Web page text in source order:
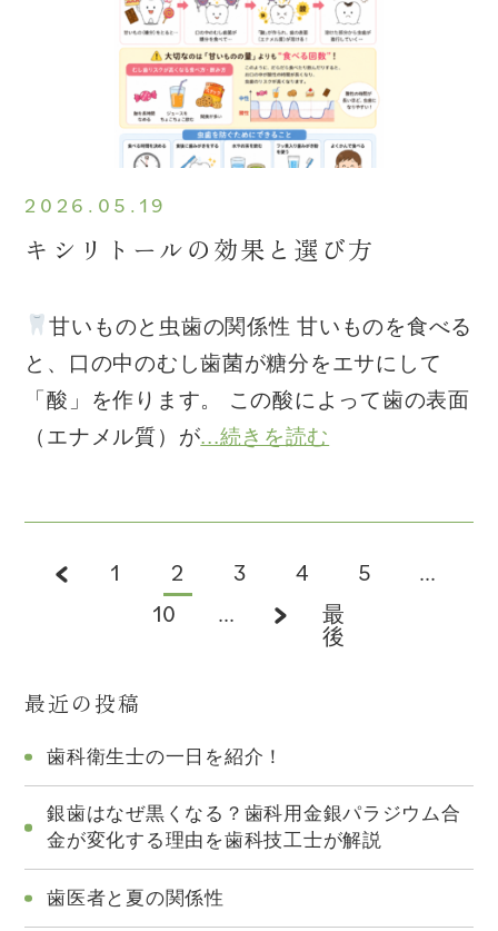
2026.05.19
キシリトールの効果と選び方
甘いものと虫歯の関係性 甘いものを食べる
と、口の中のむし歯菌が糖分をエサにして
「酸」を作ります。 この酸によって歯の表面
（エナメル質）が...続きを読む
1 2 3 4 5
...
10
... 最
後
最近の投稿
歯科衛生士の一日を紹介！
銀歯はなぜ黒くなる？歯科用金銀パラジウム合
金が変化する理由を歯科技工士が解説
歯医者と夏の関係性